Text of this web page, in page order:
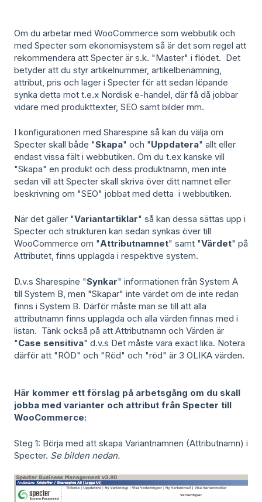
Om du arbetar med WooCommerce som webbutik och
med Specter som ekonomisystem så är det som regel att
rekommendera att Specter är s.k. "Master" i flödet. Det
betyder att du styr artikelnummer, artikelbenämning,
attribut, pris och lager i Specter för att sedan löpande
synka detta mot t.e.x Nordisk e-handel, där få då jobbar
vidare med produkttexter, SEO samt bilder mm.
I konfigurationen med Sharespine så kan du välja om
Specter skall både "Skapa" och "Uppdatera" allt eller
endast vissa fält i webbutiken. Om du t.ex kanske vill
"Skapa" en produkt och dess produktnamn, men inte
sedan vill att Specter skall skriva över ditt namnet eller
beskrivning om "SEO" jobbat med detta i webbutiken.
När det gäller "Variantartiklar" så kan dessa sättas upp i
Specter och strukturen kan sedan synkas över till
WooCommerce om "Attributnamnet" samt "Värdet" på
Attributet, finns upplagda i respektive system.
D.v.s Sharespine "Synkar" informationen från System A
till System B, men "Skapar" inte värdet om de inte redan
finns i System B. Därför måste man se till att alla
attributnamn finns upplagda och alla värden finnas med i
listan. Tänk också på att Attributnamn och Värden är
"Case sensitiva" d.v.s Det måste vara exact lika. Notera
därför att "RÖD" och "Röd" och "röd" är 3 OLIKA värden.
Här kommer ett förslag på arbetsgång om du skall
jobba med varianter och attribut från Specter till
WooCommerce:
Steg 1: Börja med att skapa Variantnamnen (Attributnamn) i
Specter. Se bilden nedan.